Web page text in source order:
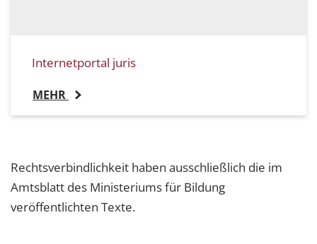
Internetportal juris
MEHR
Rechtsverbindlichkeit haben ausschließlich die im
Amtsblatt des Ministeriums für Bildung
veröffentlichten Texte.